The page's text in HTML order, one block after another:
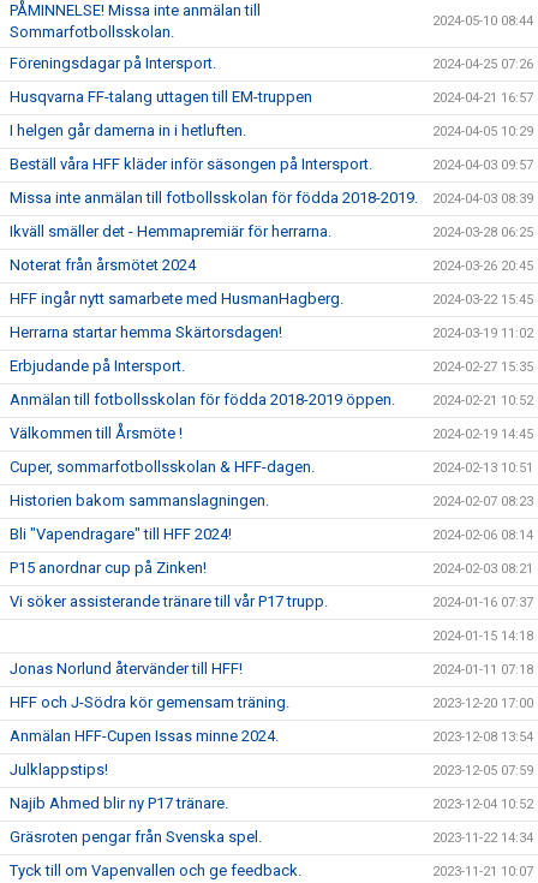
PÅMINNELSE! Missa inte anmälan till
Sommarfotbollsskolan.
2024-05-10 08:44
Föreningsdagar på Intersport. 2024-04-25 07:26
Husqvarna FF-talang uttagen till EM-truppen 2024-04-21 16:57
I helgen går damerna in i hetluften. 2024-04-05 10:29
Beställ våra HFF kläder inför säsongen på Intersport. 2024-04-03 09:57
Missa inte anmälan till fotbollsskolan för födda 2018-2019. 2024-04-03 08:39
Ikväll smäller det - Hemmapremiär för herrarna. 2024-03-28 06:25
Noterat från årsmötet 2024 2024-03-26 20:45
HFF ingår nytt samarbete med HusmanHagberg. 2024-03-22 15:45
Herrarna startar hemma Skärtorsdagen! 2024-03-19 11:02
Erbjudande på Intersport. 2024-02-27 15:35
Anmälan till fotbollsskolan för födda 2018-2019 öppen. 2024-02-21 10:52
Välkommen till Årsmöte ! 2024-02-19 14:45
Cuper, sommarfotbollsskolan & HFF-dagen. 2024-02-13 10:51
Historien bakom sammanslagningen. 2024-02-07 08:23
Bli "Vapendragare" till HFF 2024! 2024-02-06 08:14
P15 anordnar cup på Zinken! 2024-02-03 08:21
Vi söker assisterande tränare till vår P17 trupp. 2024-01-16 07:37
2024-01-15 14:18
Jonas Norlund återvänder till HFF! 2024-01-11 07:18
HFF och J-Södra kör gemensam träning. 2023-12-20 17:00
Anmälan HFF-Cupen Issas minne 2024. 2023-12-08 13:54
Julklappstips! 2023-12-05 07:59
Najib Ahmed blir ny P17 tränare. 2023-12-04 10:52
Gräsroten pengar från Svenska spel. 2023-11-22 14:34
Tyck till om Vapenvallen och ge feedback. 2023-11-21 10:07